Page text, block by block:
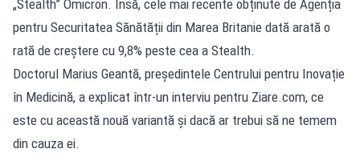
„Stealth” Omicron. Însă, cele mai recente obținute de Agenția
pentru Securitatea Sănătății din Marea Britanie dată arată o
rată de creștere cu 9,8% peste cea a Stealth.
Doctorul Marius Geantă, președintele Centrului pentru Inovație
în Medicină, a explicat într-un interviu pentru Ziare.com, ce
este cu această nouă variantă și dacă ar trebui să ne temem
din cauza ei.